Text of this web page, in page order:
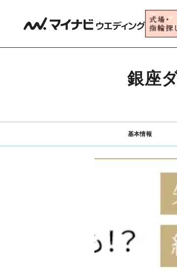
銀座
基本情報